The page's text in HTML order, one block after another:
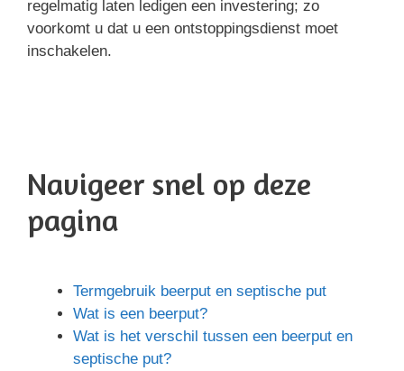
regelmatig laten ledigen een investering; zo
voorkomt u dat u een ontstoppingsdienst moet
inschakelen.
Navigeer snel op deze
pagina
Termgebruik beerput en septische put
Wat is een beerput?
Wat is het verschil tussen een beerput en
septische put?